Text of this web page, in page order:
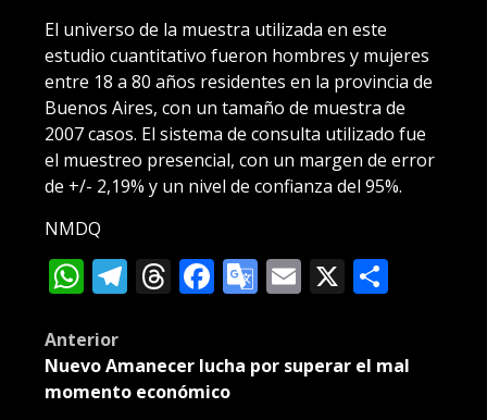
El universo de la muestra utilizada en este
estudio cuantitativo fueron hombres y mujeres
entre 18 a 80 años residentes en la provincia de
Buenos Aires, con un tamaño de muestra de
2007 casos. El sistema de consulta utilizado fue
el muestreo presencial, con un margen de error
de +/- 2,19% y un nivel de confianza del 95%.
NMDQ
WhatsApp
Telegram
Threads
Facebook
Google
Email
X
Post
navigation
Anterior
Nuevo Amanecer lucha por superar el mal
momento económico